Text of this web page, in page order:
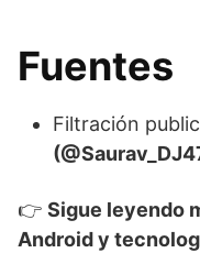
Fuentes
Filtración
👉 Sigue leyendo
Android y